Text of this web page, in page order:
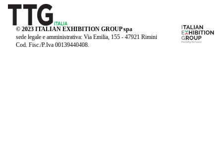
© 2023 ITALIAN EXHIBITION GROUP spa
sede legale e amministrativa: Via Emilia, 155 - 47921 Rimini
Cod. Fisc./P.Iva 00139440408.